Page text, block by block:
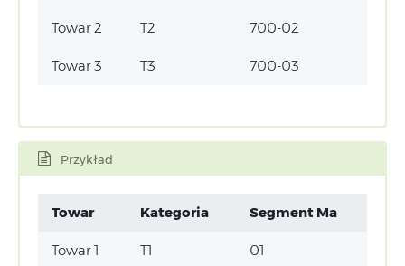
Towar 2 T2 700-02
Towar 3 T3 700-03
Przykład
Towar Kategoria Segment Ma
Towar 1 T1 01